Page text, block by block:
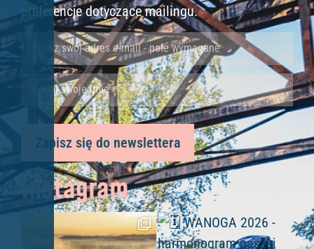
preferencje dotyczące mailingu.
Zapisz się do newslettera
Instagram